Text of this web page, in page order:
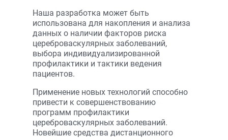
Наша разработка может быть
использована для накопления и анализа
данных о наличии факторов риска
цереброваскулярных заболеваний,
выбора индивидуализированной
профилактики и тактики ведения
пациентов.
Применение новых технологий способно
привести к совершенствованию
программ профилактики
цереброваскулярных заболеваний.
Новейшие средства дистанционного